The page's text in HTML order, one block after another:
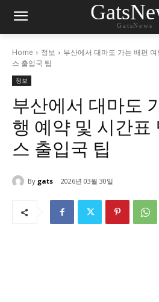
GatsNews
Home 정보
부산에서 대마도 가는 배편
스 출입국 팁
정보
부산에서 대마도
행 예약 및 시간표
스 출입국 팁
By gats 2026년 03월 30일